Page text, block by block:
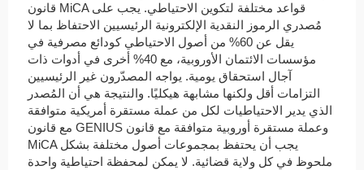
قانون MiCA قواعد مختلفة لتكوين الاحتياطي. يجب على
مُصدري الرموز النقدية الإلكترونية الرئيسيين الاحتفاظ بما لا
يقل عن 60% من أصول الاحتياطي كودائع مصرفية في
مؤسسات الائتمان الأوروبية، مع 40% أخرى في أدوات ذات
آجال استحقاق يومية. يواجه المصدّرون غير الرئيسيين
التزامات أقل ولكنها مشابهة هيكليًا. والنتيجة هي أن المُصدر
الذي يدير الاحتياطيات لكل من عملة مستقرة أمريكية متوافقة
مع قانون GENIUS وعملة مستقرة أوروبية متوافقة مع قانون
MiCA يجب أن يحتفظ بمجموعات أصول مختلفة بشكل
ملحوظ في كل ولاية قضائية. لا يمكن لمحفظة احتياطية واحدة